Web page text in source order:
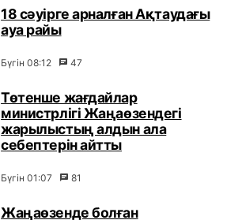
18 сәуірге арналған Ақтаудағы
ауа райы
Бүгін 08:12 47
Төтенше жағдайлар
министрлігі Жаңаөзендегі
жарылыстың алдын ала
себептерін айтты
Бүгін 01:07 81
Жаңаөзенде болған